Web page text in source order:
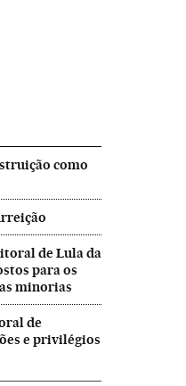
como
de Lula da
para os
minorias
de
e privilégios